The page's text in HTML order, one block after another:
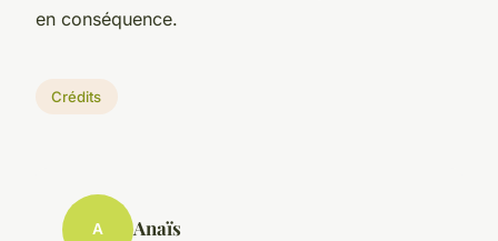
en conséquence.
Crédits
A Anaïs